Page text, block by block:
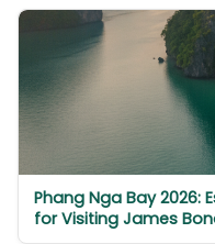
Phang Nga Bay 2026:
for Visiting James